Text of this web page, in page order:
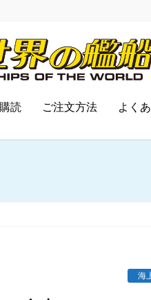
読 ご注文方法 よく
海